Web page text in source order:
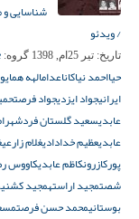
شناسایی
/ ویدئو
تاریخ: تیر 25ام, 1398 گروه:
حیااحمد نیاکاناعدامالهه
ایرانیجواد ایزدیجواد فرصت
عابدیسعید گلستان فرد
عابدیعظیم خدادادیغلام زارعی
پورکازرونکاظم عابدیکاووس
شصتمجید اراستهمجید کشنی
بوستانیمحمد حسن فرصت